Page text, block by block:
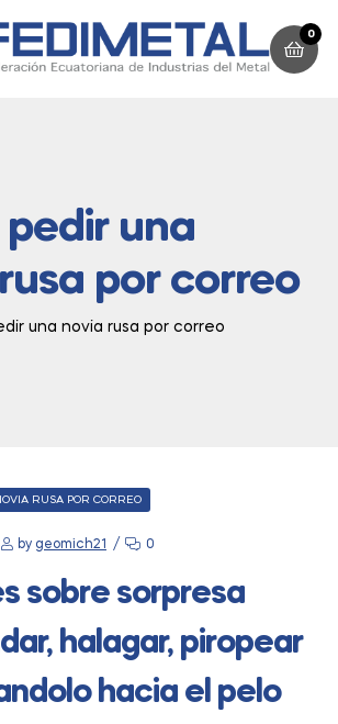
0
pedir una
por correo
una novia rusa por correo
RUSA POR CORREO
by geomich21 0
sobre sorpresa
halagar, piropear
hacia el pelo